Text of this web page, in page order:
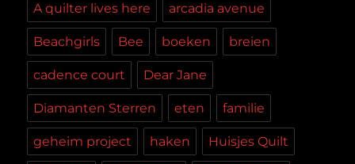
A quilter lives here arcadia avenue
Beachgirls Bee boeken breien
cadence court Dear Jane
Diamanten Sterren eten familie
geheim project haken Huisjes Quilt